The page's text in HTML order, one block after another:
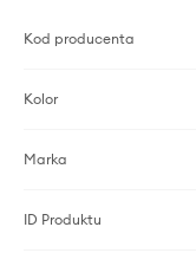
Kod producenta
Kolor
Marka
ID Produktu